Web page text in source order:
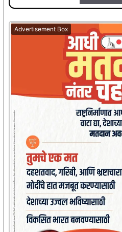
Advertisement Box